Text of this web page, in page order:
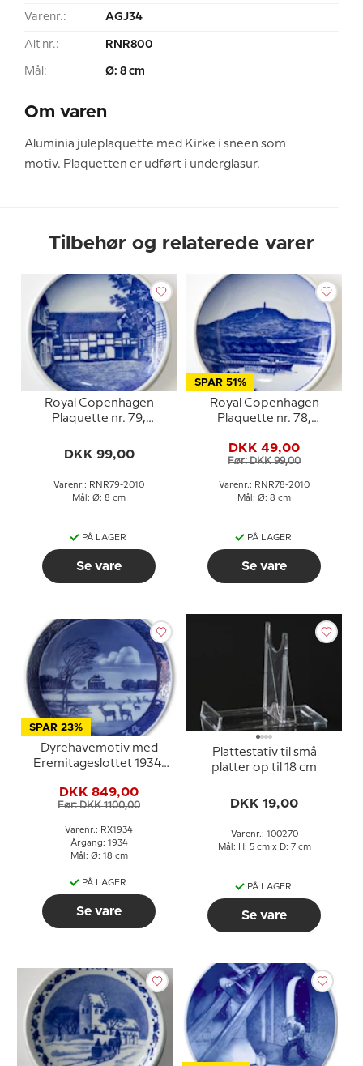
Varenr.: AGJ34
Alt nr.: RNR800
Mål: Ø: 8 cm
Om varen
Aluminia juleplaquette med Kirke i sneen som
motiv. Plaquetten er udført i underglasur.
Tilbehør og relaterede varer
Royal Copenhagen
Plaquette nr. 79,
Assens
DKK 99,00
Varenr.: RNR79-2010
Mål: Ø: 8 cm
PÅ LAGER
Se vare
SPAR 51%
Royal Copenhagen
Plaquette nr. 78,
DKK 49,00
Før: DKK 99,00
Varenr.: RNR78-2010
Mål: Ø: 8 cm
PÅ LAGER
Se vare
SPAR 23%
Dyrehavemotiv med
Eremitageslottet 1934,
Juleplatte
DKK 849,00
Før: DKK 1100,00
Varenr.: RX1934
Årgang: 1934
Mål: Ø: 18 cm
PÅ LAGER
Se vare
Plattestativ til små
platter op til 18 cm
DKK 19,00
Varenr.: 100270
Mål: H: 5 cm x D: 7 cm
PÅ LAGER
Se vare